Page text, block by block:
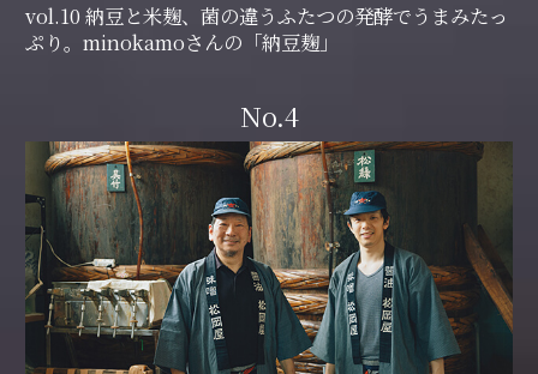
vol.10 納豆と米麹、菌の違うふたつの発酵でうまみたっ
ぷり。minokamoさんの「納豆麹」
No.4